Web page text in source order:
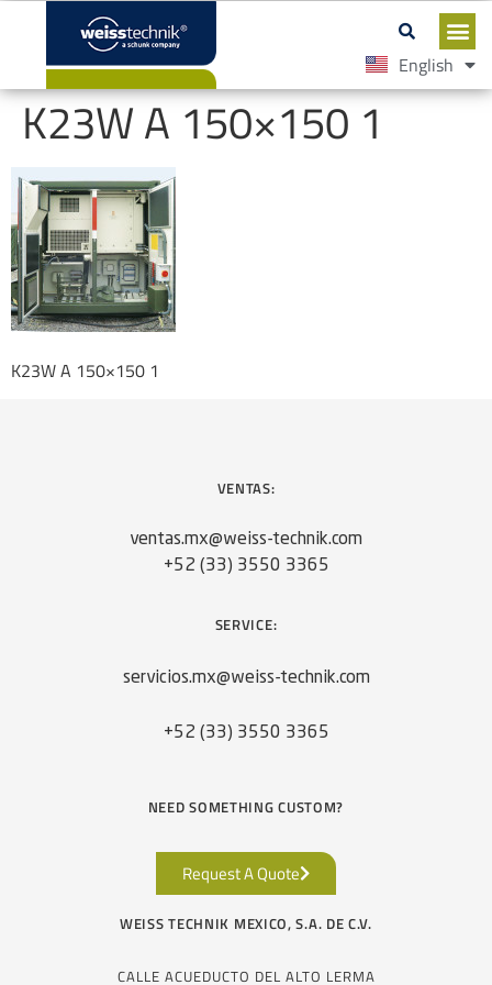
English
Español
K23W A 150×150 1
K23W A 150×150 1
VENTAS:
ventas.mx@weiss-technik.com
+52 (33) 3550 3365
SERVICE:
servicios.mx@weiss-technik.com
+52 (33) 3550 3365
NEED SOMETHING CUSTOM?
Request A Quote
WEISS TECHNIK MEXICO, S.A. DE C.V.
CALLE ACUEDUCTO DEL ALTO LERMA